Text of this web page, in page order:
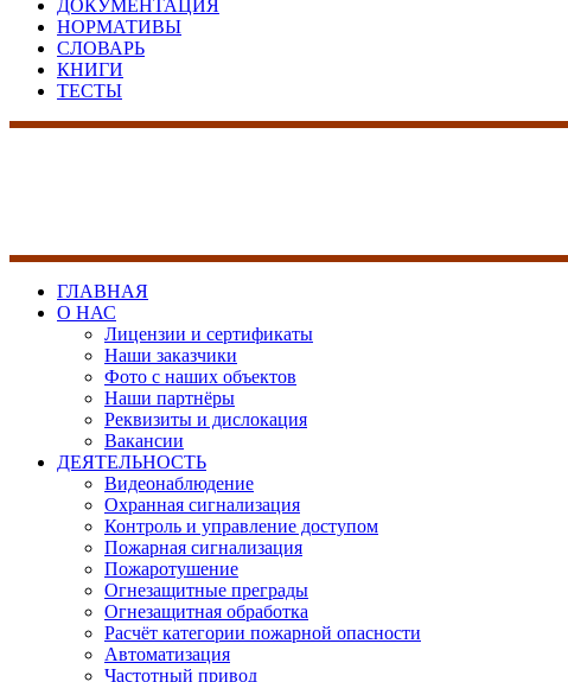
ДОКУМЕНТАЦИЯ
НОРМАТИВЫ
СЛОВАРЬ
КНИГИ
ТЕСТЫ
ГЛАВНАЯ
О НАС
Лицензии и сертификаты
Наши заказчики
Фото с наших объектов
Наши партнёры
Реквизиты и дислокация
Вакансии
ДЕЯТЕЛЬНОСТЬ
Видеонаблюдение
Охранная сигнализация
Контроль и управление доступом
Пожарная сигнализация
Пожаротушение
Огнезащитные преграды
Огнезащитная обработка
Расчёт категории пожарной опасности
Автоматизация
Частотный привод